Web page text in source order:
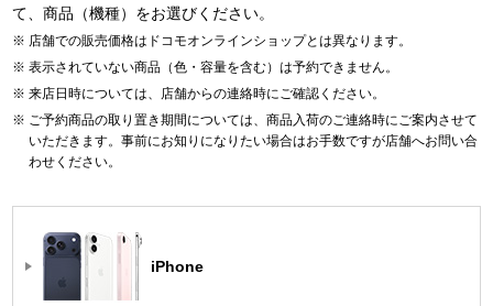
て、商品（機種）をお選びください。
店舗での販売価格はドコモオンラインショップとは異なります。
表示されていない商品（色・容量を含む）は予約できません。
来店日時については、店舗からの連絡時にご確認ください。
ご予約商品の取り置き期間については、商品入荷のご連絡時にご案内させて
いただきます。事前にお知りになりたい場合はお手数ですが店舗へお問い合
わせください。
iPhone